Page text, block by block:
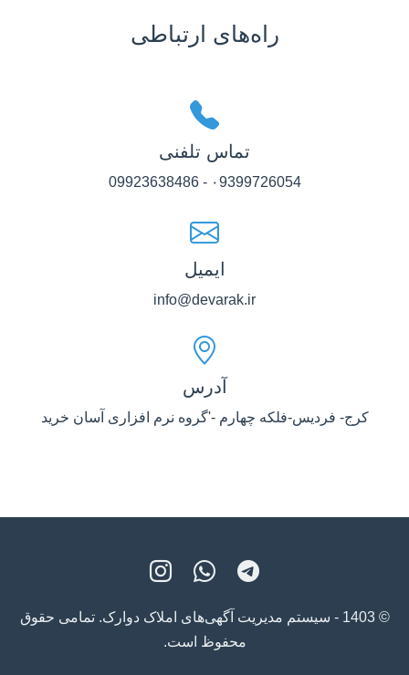
راه‌های ارتباطی
تماس تلفنی
۰9399726054 - 09923638486
ایمیل
info@devarak.ir
آدرس
کرج- فردیس-فلکه چهارم -'گروه نرم افزاری آسان خرید
© 1403 - سیستم مدیریت آگهی‌های املاک دوارک. تمامی حقوق
محفوظ است.